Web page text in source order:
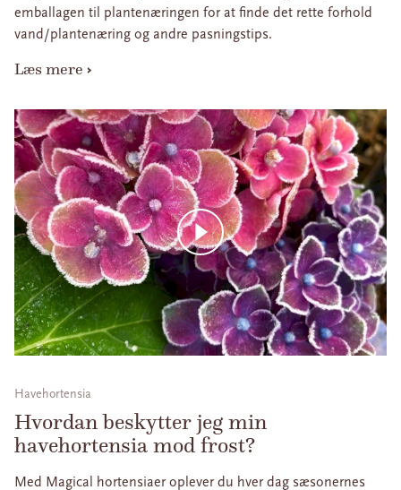
emballagen til plantenæringen for at finde det rette forhold
vand/plantenæring og andre pasningstips.
Læs mere
Havehortensia
Hvordan beskytter jeg min
havehortensia mod frost?
Med Magical hortensiaer oplever du hver dag sæsonernes